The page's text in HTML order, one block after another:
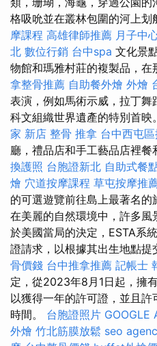
格吸吮並在叢林包圍的河上划
摩課程 高雄律師推薦 月子中
北 數位行銷 台中spa 文化景
物館和瑪雅村莊的複製品，在
拿整骨推薦 自助餐外燴 外燴
表演，例如馬術示威，拉丁
科文組織世界遺產的特別首映
家 新店 整骨 推拿 台中西屯
廳，禮品店和手工藝品店裡餐
換護照 台胞證新北 自助式餐
燴 穴道按摩課程 草屯按摩推
的可選遊覽前往島上最著名
在美麗的自然環境中，許多
於美國當局的決定，ESTA系
證請求，以根據其出生地點提
骨價錢 台中推拿推薦 記帳士
定，從2023年8月1日起，擁
以獲得一年的許可證，並且
時間。 台胞證照片 GOOGLE
外燴 竹北筋膜放鬆 seo